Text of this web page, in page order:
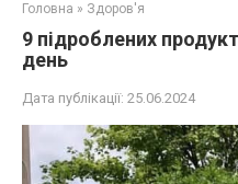
Головна » Здоров'я
9 підроблених
день
Дата публікації: 25.06.2024